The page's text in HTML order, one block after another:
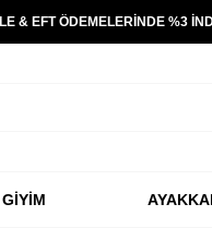
& EFT ÖDEMELERİNDE %3